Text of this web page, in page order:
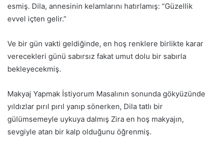
esmiş. Dila, annesinin kelamlarını hatırlamış: “Güzellik
evvel içten gelir.”
Ve bir gün vakti geldiğinde, en hoş renklere birlikte karar
verecekleri günü sabırsız fakat umut dolu bir sabırla
bekleyecekmiş.
Makyaj Yapmak İstiyorum Masalının sonunda gökyüzünde
yıldızlar pırıl pırıl yanıp sönerken, Dila tatlı bir
gülümsemeyle uykuya dalmış Zira en hoş makyajın,
sevgiyle atan bir kalp olduğunu öğrenmiş.